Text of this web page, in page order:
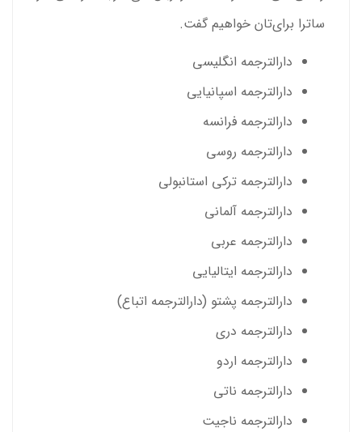
ساترا برای‌‌تان خواهیم گفت.
دارالترجمه انگلیسی
دارالترجمه اسپانیایی
دارالترجمه فرانسه
دارالترجمه روسی
دارالترجمه ترکی استانبولی
دارالترجمه آلمانی
دارالترجمه عربی
دارالترجمه ایتالیایی
دارالترجمه پشتو (دارالترجمه اتباع)
دارالترجمه دری
دارالترجمه اردو
دارالترجمه ناتی
دارالترجمه ناجیت